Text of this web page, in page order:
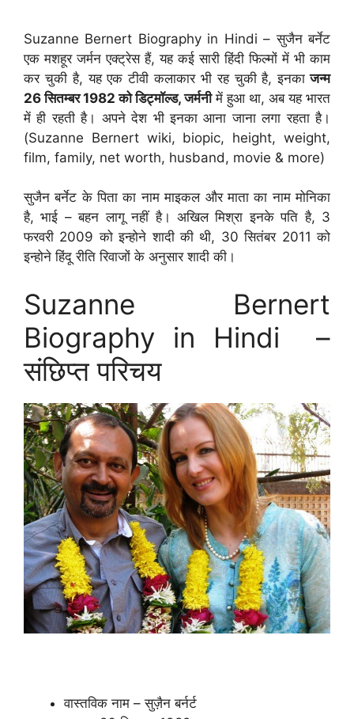
Suzanne Bernert Biography in Hindi – सुजैन बर्नेट
एक मशहूर जर्मन एक्ट्रेस हैं, यह कई सारी हिंदी फिल्मों में भी काम
कर चुकी है, यह एक टीवी कलाकार भी रह चुकी है, इनका जन्म
26 सितम्बर 1982 को डिट्मॉल्ड, जर्मनीमें हुआ था, अब यह भारत
में ही रहती है। अपने देश भी इनका आना जाना लगा रहता है।
(Suzanne Bernert wiki, biopic, height, weight,
film, family, net worth, husband, movie & more)
सुजैन बर्नेट के पिता का नाम माइकल और माता का नाम मोनिका
है, भाई – बहन लागू नहीं है। अखिल मिश्रा इनके पति है, 3
फरवरी 2009 को इन्होने शादी की थी, 30 सितंबर 2011 को
इन्होने हिंदू रीति रिवाजों के अनुसार शादी की।
Suzanne Bernert
Biography in Hindi –
संछिप्त परिचय
वास्तविक नाम – सुज़ैन बर्नर्ट